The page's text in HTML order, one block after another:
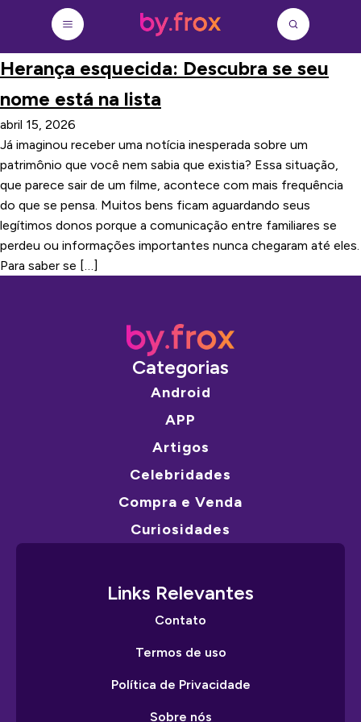
Herança esquecida: Descubra se seu
nome está na lista
abril 15, 2026
Já imaginou receber uma notícia inesperada sobre um
patrimônio que você nem sabia que existia? Essa situação,
que parece sair de um filme, acontece com mais frequência
do que se pensa. Muitos bens ficam aguardando seus
legítimos donos porque a comunicação entre familiares se
perdeu ou informações importantes nunca chegaram até eles.
Para saber se […]
Categorias
Android
APP
Artigos
Celebridades
Compra e Venda
Curiosidades
Links Relevantes
Contato
Termos de uso
Política de Privacidade
Sobre nós